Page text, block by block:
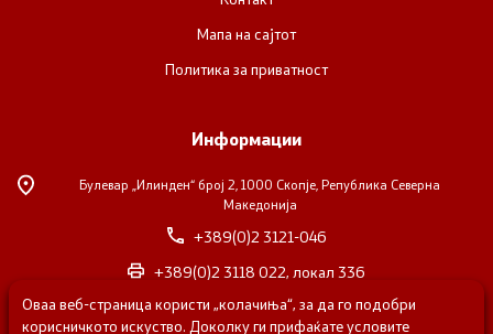
Мапа на сајтот
Политика за приватност
Информации
Булевар „Илинден“ број 2, 1000 Скопје, Република Северна
Македонија
+389(0)2 3121-046
+389(0)2 3118 022, локал 336
nvosorabotka@gs.gov.mk
Оваа веб-страница користи „колачиња“, за да го подобри
корисничкото искуство. Доколку ги прифаќате условите